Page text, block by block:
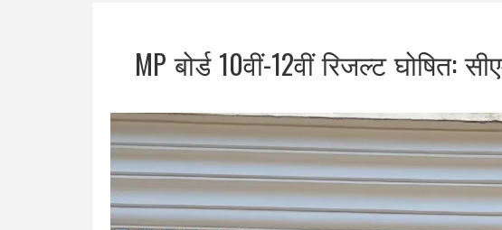
MP बोर्ड 10वीं-12वीं रिजल्ट घोषित: